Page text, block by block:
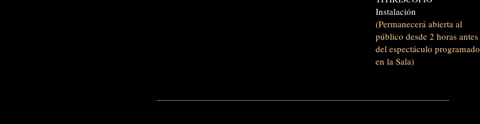
Instalación
(Permanecerá abierta al
público desde 2 horas antes
del espectáculo programado
en la Sala)